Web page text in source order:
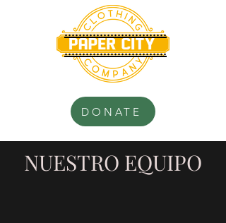
DONATE
.............................
.............................
NUESTRO EQUIPO